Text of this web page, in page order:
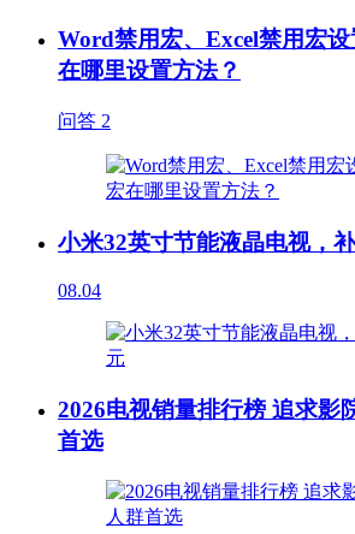
Word禁用宏、Excel禁用宏
在哪里设置方法？
问答 2
小米32英寸节能液晶电视，
08.04
2026电视销量排行榜 追求影
首选